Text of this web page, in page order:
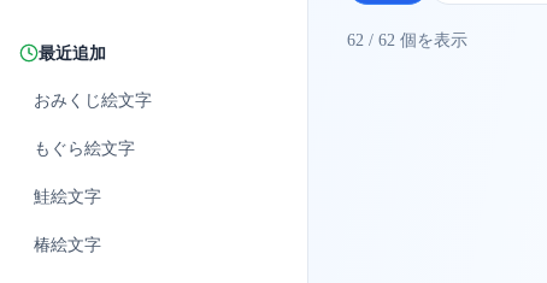
最近追加
おみくじ絵文字
もぐら絵文字
鮭絵文字
椿絵文字
62 / 62 個を表示